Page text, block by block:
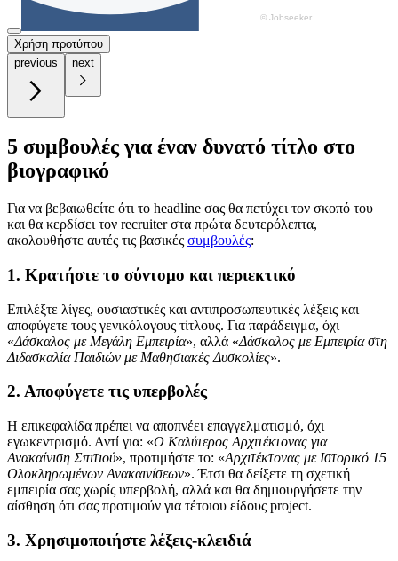
Χρήση προτύπου
previous
next
5 συμβουλές για έναν δυνατό τίτλο στο
βιογραφικό
Για να βεβαιωθείτε ότι το headline σας θα πετύχει τον σκοπό του
και θα κερδίσει τον recruiter στα πρώτα δευτερόλεπτα,
ακολουθήστε αυτές τις βασικές συμβουλές:
1. Κρατήστε το σύντομο και περιεκτικό
Επιλέξτε λίγες, ουσιαστικές και αντιπροσωπευτικές λέξεις και
αποφύγετε τους γενικόλογους τίτλους. Για παράδειγμα, όχι
«Δάσκαλος με Μεγάλη Εμπειρία», αλλά «Δάσκαλος με Εμπειρία στη
Διδασκαλία Παιδιών με Μαθησιακές Δυσκολίες».
2. Αποφύγετε τις υπερβολές
Η επικεφαλίδα πρέπει να αποπνέει επαγγελματισμό, όχι
εγωκεντρισμό. Αντί για: «Ο Καλύτερος Αρχιτέκτονας για
Ανακαίνιση Σπιτιού», προτιμήστε το: «Αρχιτέκτονας με Ιστορικό 15
Ολοκληρωμένων Ανακαινίσεων». Έτσι θα δείξετε τη σχετική
εμπειρία σας χωρίς υπερβολή, αλλά και θα δημιουργήσετε την
αίσθηση ότι σας προτιμούν για τέτοιου είδους project.
3. Χρησιμοποιήστε λέξεις-κλειδιά